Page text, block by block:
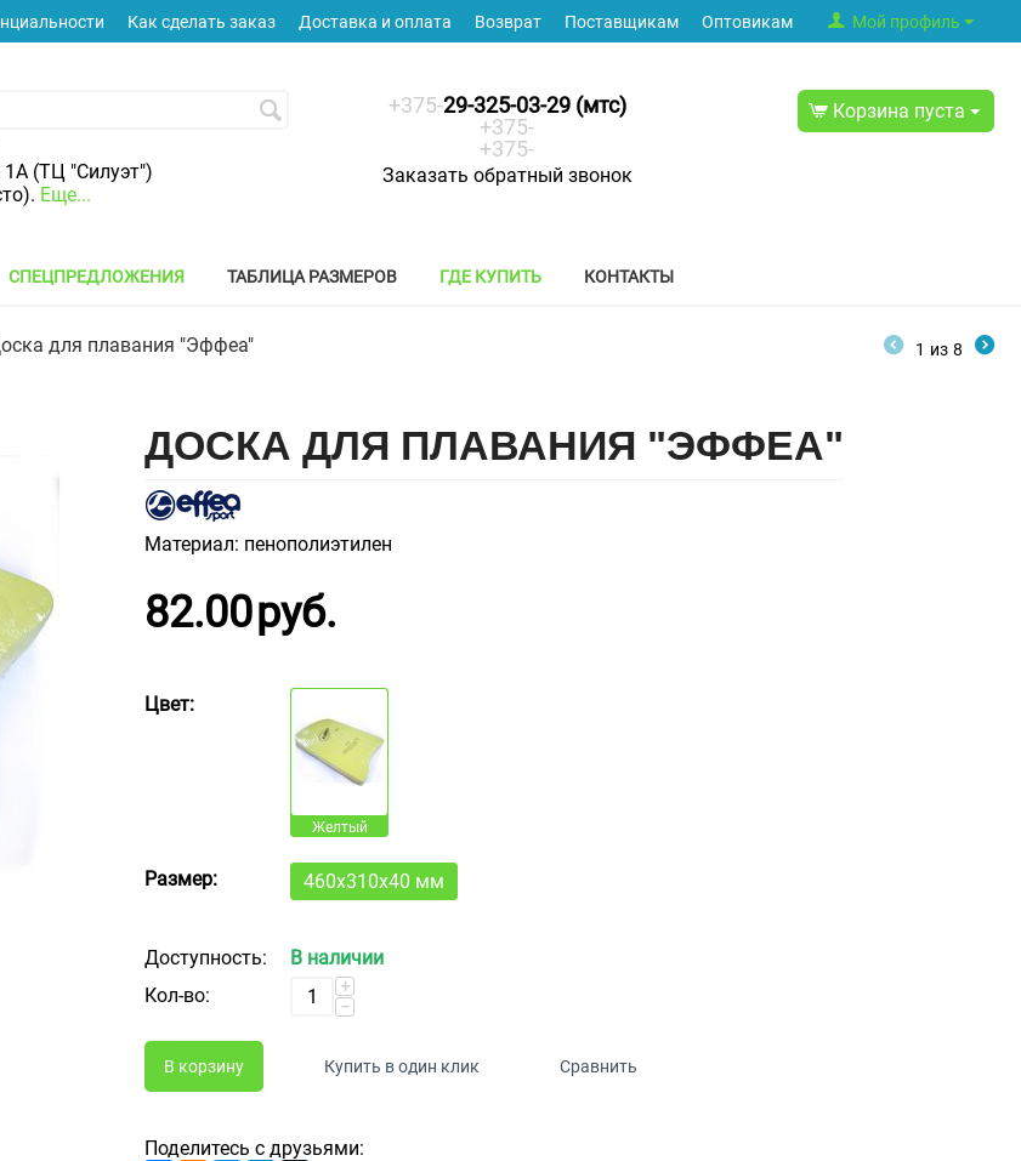
Мой профиль
Как сделать заказ Доставка и оплата Возврат Поставщикам Оптовикам
(ТЦ "Силуэт")
Еще...
+375-29-325-03-29 (мтс)
+375-
+375-
Заказать обратный звонок
Корзина пуста
СПЕЦПРЕДЛОЖЕНИЯ ТАБЛИЦА РАЗМЕРОВ ГДЕ КУПИТЬ КОНТАКТЫ
для плавания "Эффеа" 1 из 8
ДОСКА ДЛЯ ПЛАВАНИЯ "ЭФФЕА"
Материал: пенополиэтилен
82.00руб.
Цвет:
Желтый
Размер: 460х310х40 мм
Доступность:
В наличии
Кол-во:
+
−
В корзину Купить в один клик Сравнить
Поделитесь с друзьями: